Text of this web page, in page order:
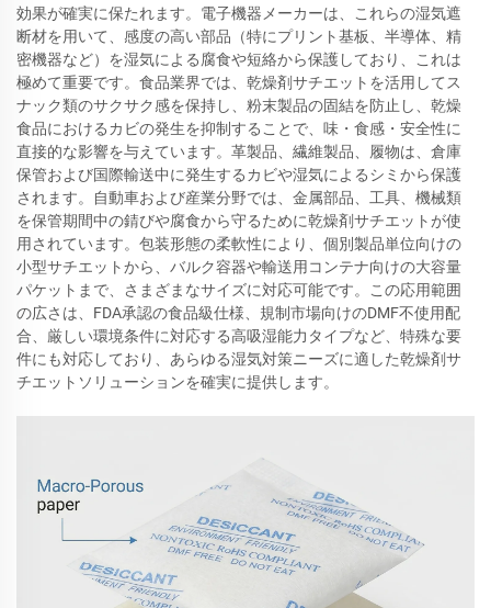
効果が確実に保たれます。電子機器メーカーは、これらの湿気遮
断材を用いて、感度の高い部品（特にプリント基板、半導体、精
密機器など）を湿気による腐食や短絡から保護しており、これは
極めて重要です。食品業界では、乾燥剤サチエットを活用してス
ナック類のサクサク感を保持し、粉末製品の固結を防止し、乾燥
食品におけるカビの発生を抑制することで、味・食感・安全性に
直接的な影響を与えています。革製品、繊維製品、履物は、倉庫
保管および国際輸送中に発生するカビや湿気によるシミから保護
されます。自動車および産業分野では、金属部品、工具、機械類
を保管期間中の錆びや腐食から守るために乾燥剤サチエットが使
用されています。包装形態の柔軟性により、個別製品単位向けの
小型サチエットから、バルク容器や輸送用コンテナ向けの大容量
パケットまで、さまざまなサイズに対応可能です。この応用範囲
の広さは、FDA承認の食品級仕様、規制市場向けのDMF不使用配
合、厳しい環境条件に対応する高吸湿能力タイプなど、特殊な要
件にも対応しており、あらゆる湿気対策ニーズに適した乾燥剤サ
チエットソリューションを確実に提供します。